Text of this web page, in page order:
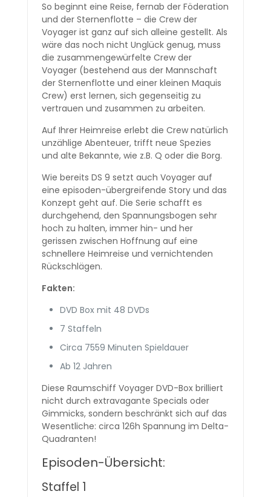
So beginnt eine Reise, fernab der Föderation
und der Sternenflotte – die Crew der
Voyager ist ganz auf sich alleine gestellt. Als
wäre das noch nicht Unglück genug, muss
die zusammengewürfelte Crew der
Voyager (bestehend aus der Mannschaft
der Sternenflotte und einer kleinen Maquis
Crew) erst lernen, sich gegenseitig zu
vertrauen und zusammen zu arbeiten.
Auf Ihrer Heimreise erlebt die Crew natürlich
unzählige Abenteuer, trifft neue Spezies
und alte Bekannte, wie z.B. Q oder die Borg.
Wie bereits DS 9 setzt auch Voyager auf
eine episoden-übergreifende Story und das
Konzept geht auf. Die Serie schafft es
durchgehend, den Spannungsbogen sehr
hoch zu halten, immer hin- und her
gerissen zwischen Hoffnung auf eine
schnellere Heimreise und vernichtenden
Rückschlägen.
Fakten:
DVD Box mit 48 DVDs
7 Staffeln
Circa 7559 Minuten Spieldauer
Ab 12 Jahren
Diese Raumschiff Voyager DVD-Box brilliert
nicht durch extravagante Specials oder
Gimmicks, sondern beschränkt sich auf das
Wesentliche: circa 126h Spannung im Delta-
Quadranten!
Episoden-Übersicht:
Staffel 1